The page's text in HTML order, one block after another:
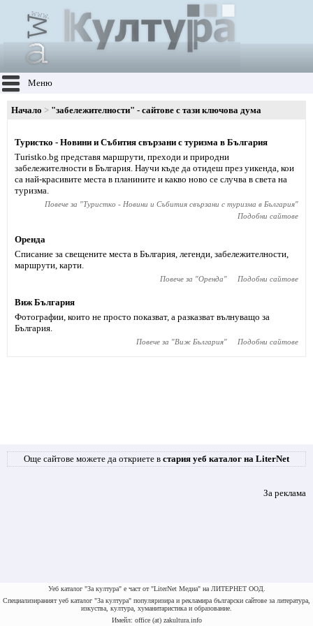
Меню
Начало "забележителности" - сайтове с тази ключова дума
Туристко - Новини и Събития свързани с туризма в България
Turistko.bg представя маршрути, преходи и природни
забележителности в България. Научи къде да отидеш през уикенда, кои
са най-красивите места в планините и какво ново се случва в света на
туризма.
Повече за "Туристко - Новини и Събития свързани с туризма в България"
Подобни сайтове
Оренда
Списание за свещените места в България, легенди, забележителности,
маршрути, карти.
Повече за "Оренда" Подобни сайтове
Виж България
Фотографии, които не просто показват, а разказват вълнуващо за
България.
Повече за "Виж България" Подобни сайтове
Още сайтове можете да откриете в стария уеб каталог на LiterNet
За реклама
Уеб каталог "За култура" е част от "LiterNet Медиа" на ЛИТЕРНЕТ ООД.
Специализираният уеб каталог "За култура" популяризира и рекламира български сайтове за литература,
изкуства, култура, хуманитаристика и образование.
Имейл: office (at) zakultura.info